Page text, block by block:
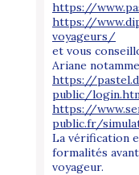
https://
https://
voyageurs/
et vous
Ariane
https://
public/
https://
public.fr/
La vérification
formalités
voyageur.